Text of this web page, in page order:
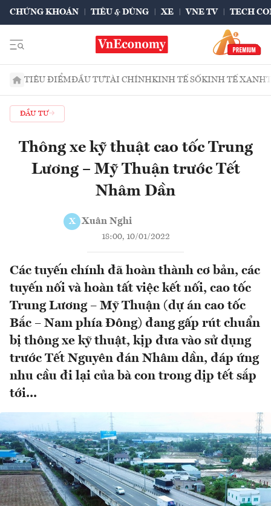
CHỨNG KHOÁN TIÊU & DÙNG XE VNE TV TECH
TIÊU ĐIỂMĐẦU TƯTÀI CHÍNHKINH TẾ SỐKINH TẾ XANH
ĐẦU TƯ
Thông xe kỹ thuật cao tốc Trung
Lương – Mỹ Thuận trước Tết
Nhâm Dần
X Xuân Nghi
18:00, 10/01/2022
Các tuyến chính đã hoàn thành cơ bản, các
tuyến nối và hoàn tất việc kết nối, cao tốc
Trung Lương – Mỹ Thuận (dự án cao tốc
Bắc – Nam phía Đông) đang gấp rút chuẩn
bị thông xe kỹ thuật, kịp đưa vào sử dụng
trước Tết Nguyên đán Nhâm dần, đáp ứng
nhu cầu đi lại của bà con trong dịp tết sắp
tới...